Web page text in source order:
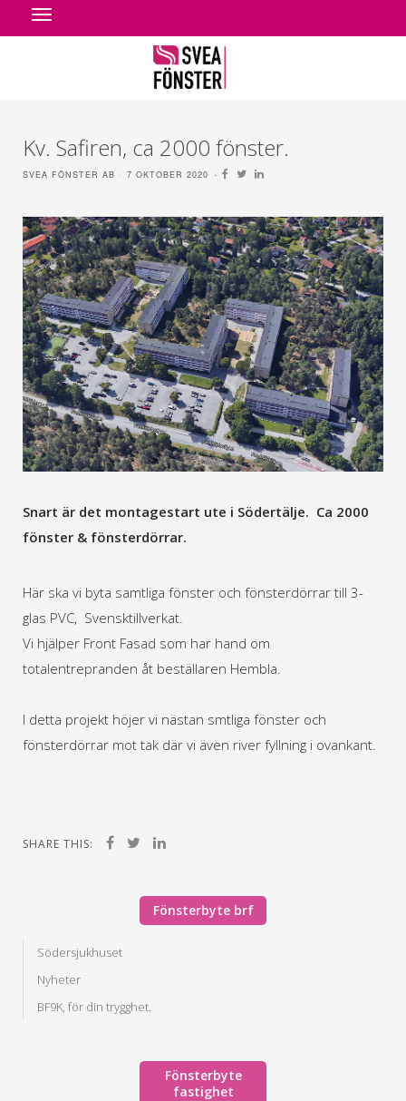
Toggle
navigation
Kv. Safiren, ca 2000 fönster.
SVEA FÖNSTER AB 7 OKTOBER 2020
Snart är det montagestart ute i Södertälje. Ca 2000
fönster & fönsterdörrar.
Här ska vi byta samtliga fönster och fönsterdörrar till 3-
glas PVC, Svensktillverkat.
Vi hjälper Front Fasad som har hand om
totalentrepranden åt beställaren Hembla.
I detta projekt höjer vi nästan smtliga fönster och
fönsterdörrar mot tak där vi även river fyllning i ovankant.
SHARE THIS:
Fönsterbyte brf
Södersjukhuset
Nyheter
BF9K, för din trygghet.
Fönsterbyte
fastighet